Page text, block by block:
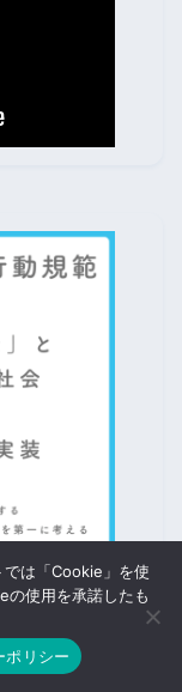
では「Cookie」を使
の使用を承諾したも
ポリシー